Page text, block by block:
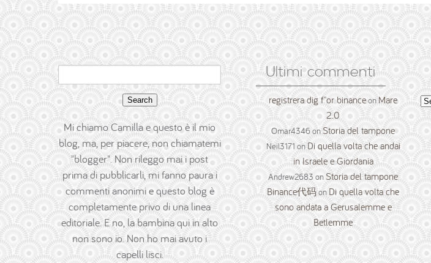
for:
Mi chiamo Camilla e questo è il mio
blog, ma, per piacere, non chiamatemi
"blogger". Non rileggo mai i post
prima di pubblicarli, mi fanno paura i
commenti anonimi e questo blog è
completamente privo di una linea
editoriale. E no, la bambina qui in alto
non sono io. Non ho mai avuto i
capelli lisci.
Ultimi commenti
registrera dig f"or binanceonMare
2.0
Omar4346onStoria del tampone
Neil3171 onDi quella volta che andai
in Israele e Giordania
Andrew2683 onStoria del tampone
Binance代码on Di quella volta che
sono andata a Gerusalemme e
Betlemme